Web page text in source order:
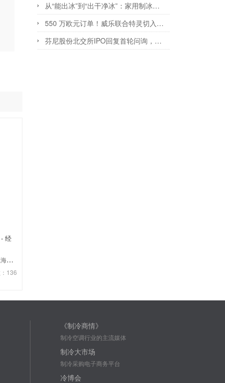
经
司
136
从“能出冰”到“出干净冰”：家用制冰家电的千亿蓝海与下半场博弈
550 万欧元订单！威乐联合特灵切入欧洲数据中心冷却供应链
芬尼股份北交所IPO回复首轮问询，ODM模式收入占比超五成
《制冷商情》
制冷空调行业的主流媒体
制冷大市场
制冷采购电子商务平台
冷博会